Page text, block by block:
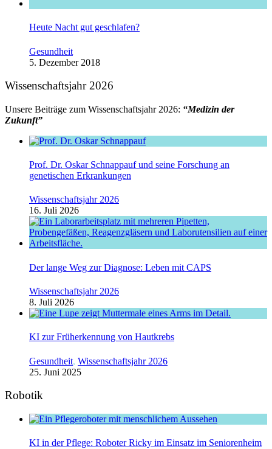
Heute Nacht gut geschlafen?
Gesundheit
5. Dezember 2018
Wissenschaftsjahr 2026
Unsere Beiträge zum Wissenschaftsjahr 2026: “Medizin der
Zukunft”
Prof. Dr. Oskar Schnappauf und seine Forschung an
genetischen Erkrankungen
Wissenschaftsjahr 2026
16. Juli 2026
Der lange Weg zur Diagnose: Leben mit CAPS
Wissenschaftsjahr 2026
8. Juli 2026
KI zur Früherkennung von Hautkrebs
Gesundheit, Wissenschaftsjahr 2026
25. Juni 2025
Robotik
KI in der Pflege: Roboter Ricky im Einsatz im Seniorenheim